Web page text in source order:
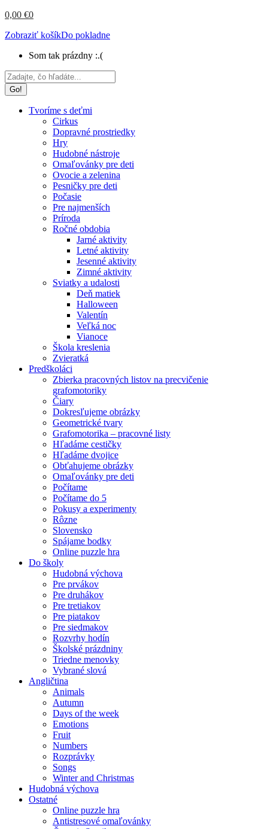
0,00 €0
Zobraziť košíkDo pokladne
Som tak prázdny :.(
Search:
Tvoríme s deťmi
Cirkus
Dopravné prostriedky
Hry
Hudobné nástroje
Omaľovánky pre deti
Ovocie a zelenina
Pesničky pre deti
Počasie
Pre najmenších
Príroda
Ročné obdobia
Jarné aktivity
Letné aktivity
Jesenné aktivity
Zimné aktivity
Sviatky a udalosti
Deň matiek
Halloween
Valentín
Veľká noc
Vianoce
Škola kreslenia
Zvieratká
Predškoláci
Zbierka pracovných listov na precvičenie
grafomotoriky
Čiary
Dokresľujeme obrázky
Geometrické tvary
Grafomotorika – pracovné listy
Hľadáme cestičky
Hľadáme dvojice
Obťahujeme obrázky
Omaľovánky pre deti
Počítame
Počítame do 5
Pokusy a experimenty
Rôzne
Slovensko
Spájame bodky
Online puzzle hra
Do školy
Hudobná výchova
Pre prvákov
Pre druhákov
Pre tretiakov
Pre piatakov
Pre siedmakov
Rozvrhy hodín
Školské prázdniny
Triedne menovky
Vybrané slová
Angličtina
Animals
Autumn
Days of the week
Emotions
Fruit
Numbers
Rozprávky
Songs
Winter and Christmas
Hudobná výchova
Ostatné
Online puzzle hra
Antistresové omaľovánky